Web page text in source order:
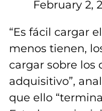
February 2,
“Es fácil cargar
menos tienen,
cargar sobre los
adquisitivo”,
que ello